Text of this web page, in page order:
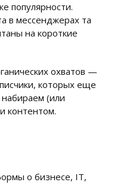
популярности.
в мессенджерах та
на короткие
охватов —
которых еще
(или
контентом.
о бизнесе, IT,